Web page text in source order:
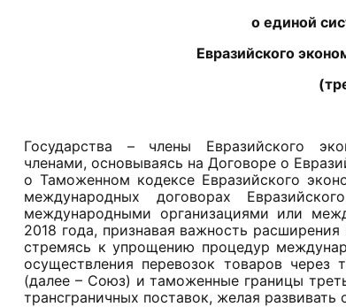
о единой
Евразийского
Государства – члены Евразийского
членами,основываясь на Договоре о
о Таможенном кодексе Евразийского
международных договорах
международными организациями или
2018 года, признавая важность
стремясь к упрощению процедур
осуществления перевозок товаров через
(далее – Союз) и таможенные границы
трансграничных поставок, желая